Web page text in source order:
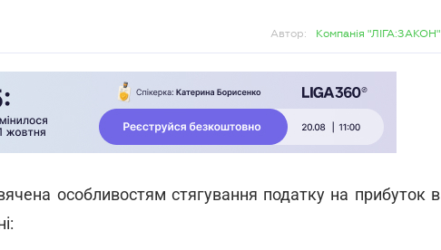
Автор: Компанія "ЛІГА:ЗАКОН"
особливостям стягування податку на прибуток в